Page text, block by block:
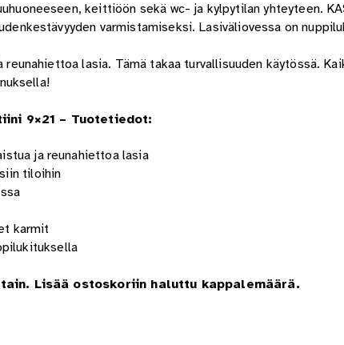
keittiöön sekä wc- ja kylpytilan yhteyteen.
varmistamiseksi. Lasiväliovessa on
reunahiettoa lasia. Tämä takaa turvallisuuden käytössä.
9×21 – Tuotetiedot:
ja reunahiettoa lasia
tiloihin
karmit
Lisää ostoskoriin haluttu kappalemäärä.